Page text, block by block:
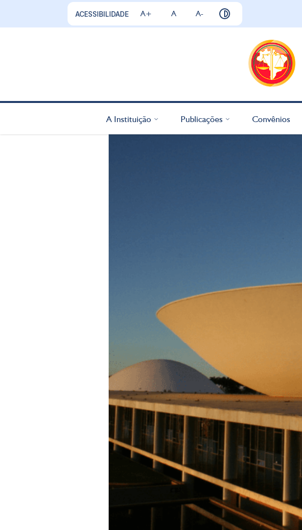
ACESSIBILIDADE A+ A A-
A Instituição Publicações Convênios